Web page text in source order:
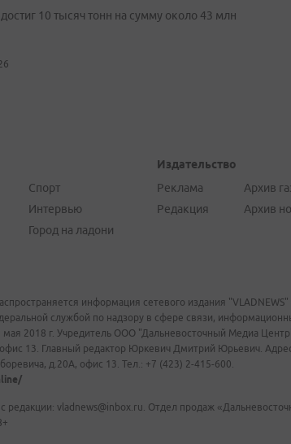
10 тысяч тонн на сумму около 43 млн
Спорт
Интервью
Город на ладони
Издательство
Реклама
Редакция
Архив
Архив
информация сетевого издания
службой по надзору в сфере связи,
мая 2018 г. Учредитель ООО "Дальневосточный Медиа
13. Главный редактор Юркевич Дмитрий Юрьевич.
д.20А, офис 13. Тел.: +7 (423) 2-415-600.
редакции: vladnews@inbox.ru. Отдел продаж